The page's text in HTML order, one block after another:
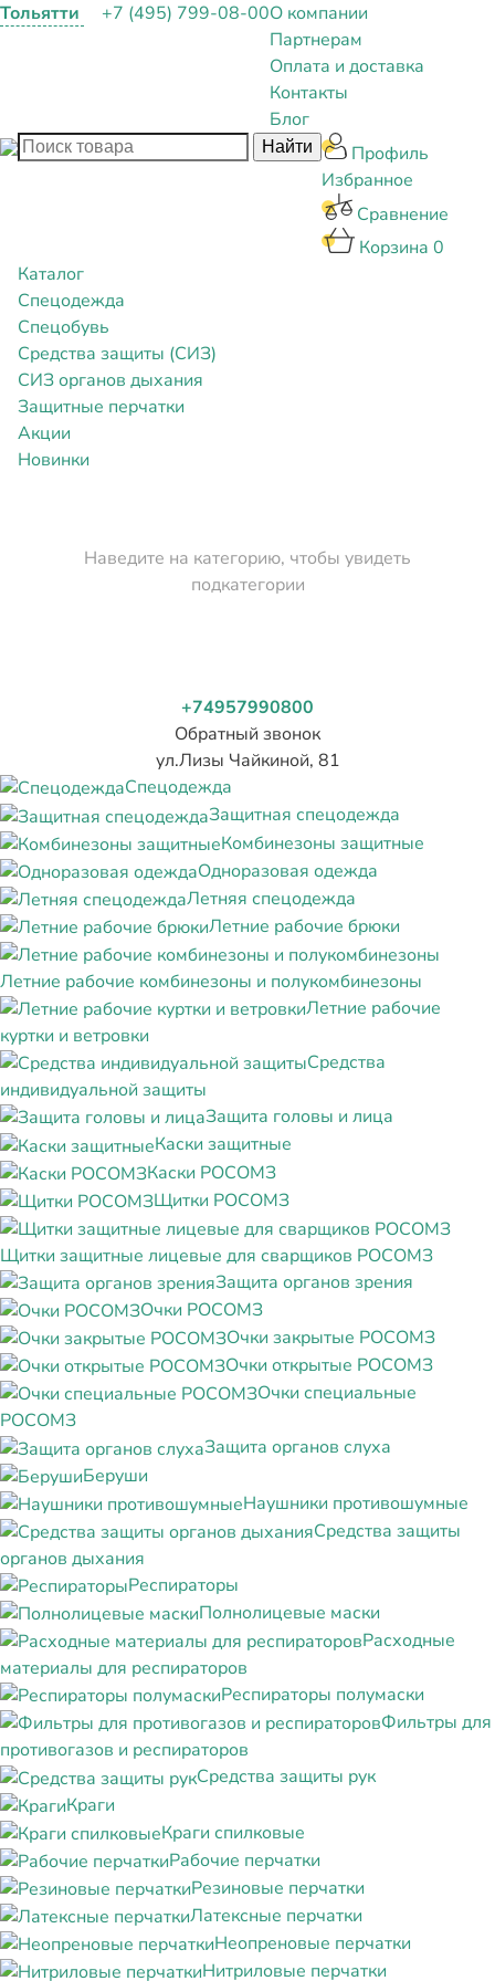
Тольятти +7 (495) 799-08-00О компании
Партнерам
Оплата и доставка
Контакты
Блог
Профиль
Избранное
Сравнение
Корзина 0
Каталог
Спецодежда
Спецобувь
Средства защиты (СИЗ)
СИЗ органов дыхания
Защитные перчатки
Акции
Новинки
Наведите на категорию, чтобы увидеть
подкатегории
+74957990800
Обратный звонок
ул.Лизы Чайкиной, 81
Спецодежда
Защитная спецодежда
Комбинезоны защитные
Одноразовая одежда
Летняя спецодежда
Летние рабочие брюки
Летние рабочие комбинезоны и полукомбинезоны
Летние рабочие
куртки и ветровки
Средства
индивидуальной защиты
Защита головы и лица
Каски защитные
Каски РОСОМЗ
Щитки РОСОМЗ
Щитки защитные лицевые для сварщиков РОСОМЗ
Защита органов зрения
Очки РОСОМЗ
Очки закрытые РОСОМЗ
Очки открытые РОСОМЗ
Очки специальные
РОСОМЗ
Защита органов слуха
Беруши
Наушники противошумные
Средства защиты
органов дыхания
Респираторы
Полнолицевые маски
Расходные
материалы для респираторов
Респираторы полумаски
Фильтры для
противогазов и респираторов
Средства защиты рук
Краги
Краги спилковые
Рабочие перчатки
Резиновые перчатки
Латексные перчатки
Неопреновые перчатки
Нитриловые перчатки